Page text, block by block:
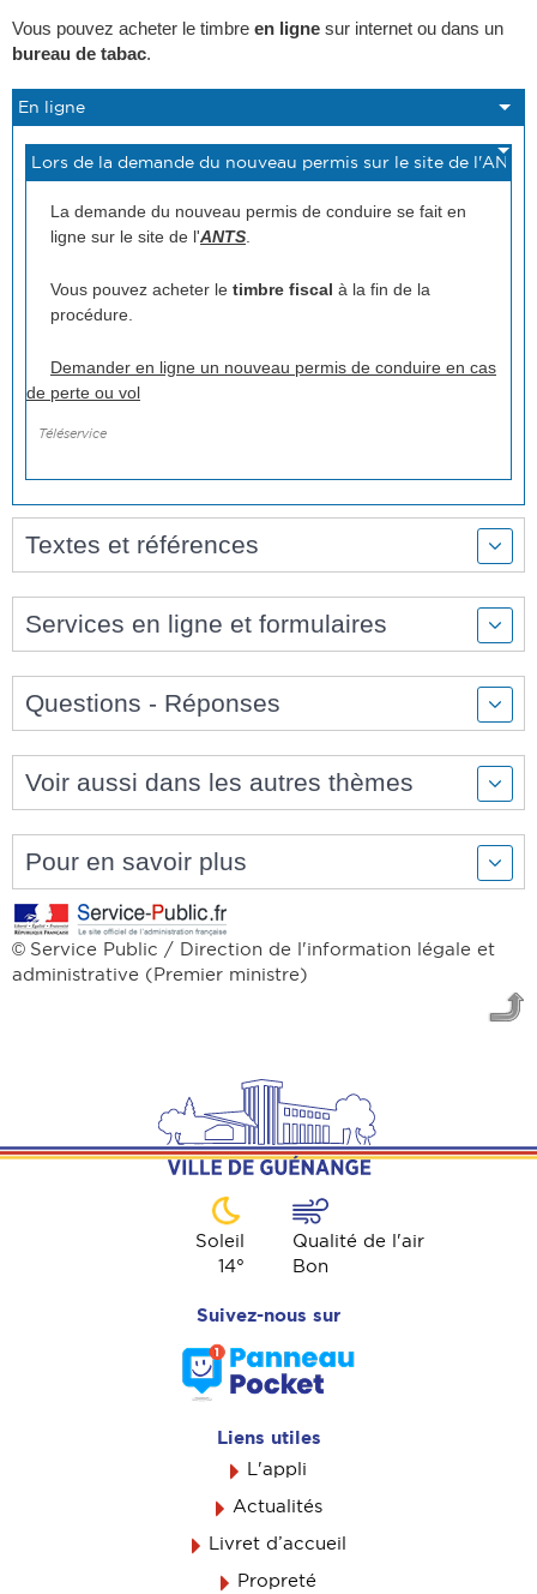
Vous pouvez acheter le timbre en ligne sur internet ou dans un
bureau de tabac.
La demande du nouveau permis de conduire se fait en
ligne sur le site de l'ANTS
Vous pouvez acheter le timbre fiscal à la fin de la
procédure.
Demander en ligne un nouveau permis de conduire en cas
de perte ou vol
Téléservice
Textes et références
Services en ligne et formulaires
Questions - Réponses
Voir aussi dans les autres thèmes
Pour en savoir plus
© Service Public / Direction de l'information légale et
administrative (Premier ministre)
Soleil
14°
Qualité de l'air
Bon
Suivez-nous sur
Liens utiles
L'appli
Actualités
Livret d’accueil
Propreté